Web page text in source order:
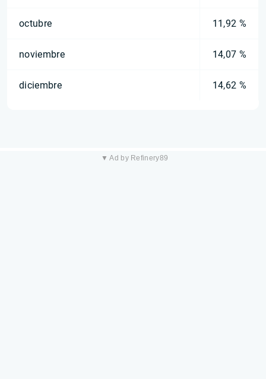
octubre 11,92 %
noviembre 14,07 %
diciembre 14,62 %
▼ Ad by Refinery89